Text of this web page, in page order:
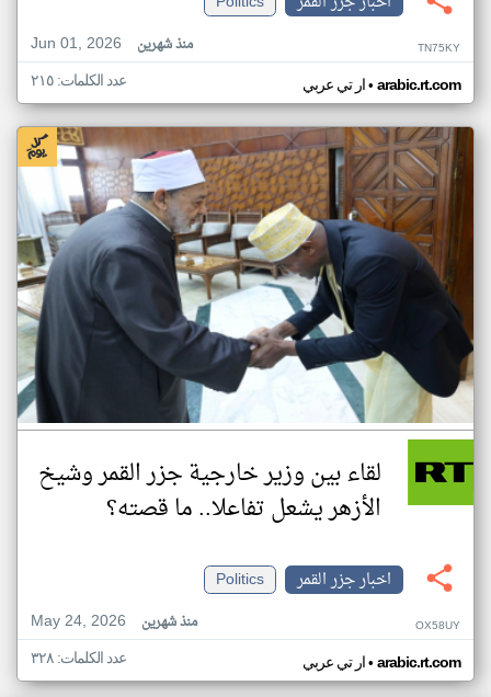
Jun 01, 2026
منذ شهرين TN75KY
ار تي عربي• arabic.rt.com عدد الكلمات: ٢١٥
لقاء بين وزير خارجية جزر القمر وشيخ
الأزهر يشعل تفاعلا.. ما قصته؟
اخبار جزر القمر
Politics
May 24, 2026
منذ شهرين OX58UY
ار تي عربي• arabic.rt.com عدد الكلمات: ٣٢٨